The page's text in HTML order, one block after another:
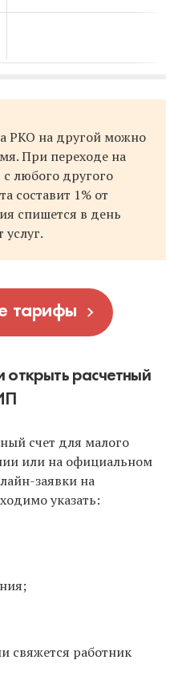
РКО на другой можно
При переходе на
любого другого
составит 1% от
спишется в день
тарифы
открыть расчетный
счет для малого
или на официальном
заявки на
указать:
свяжется работник